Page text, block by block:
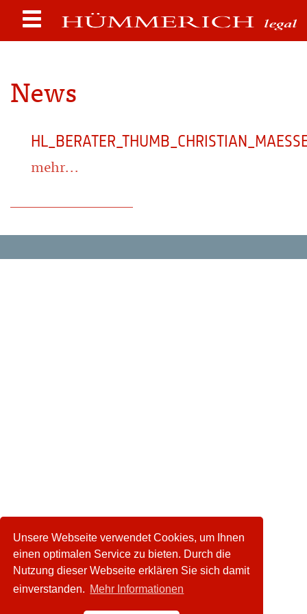
Unsere Webseite verwendet Cookies, um Ihnen
einen optimalen Service zu bieten. Durch die
Nutzung dieser Webseite erklären Sie sich damit
einverstanden. Mehr Informationen
News
mehr...